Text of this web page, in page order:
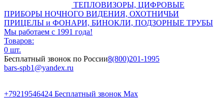
ТЕПЛОВИЗОРЫ, ЦИФРОВЫЕ
ПРИБОРЫ НОЧНОГО ВИДЕНИЯ, ОХОТНИЧЬИ
ПРИЦЕЛЫ и ФОНАРИ, БИНОКЛИ, ПОДЗОРНЫЕ ТРУБЫ
Мы работаем с 1991 года!
Товаров:
0 шт.
Бесплатный звонок по России8(800)201-1995
bars-spb1@yandex.ru
+79219546424 Бесплатный звонок Max